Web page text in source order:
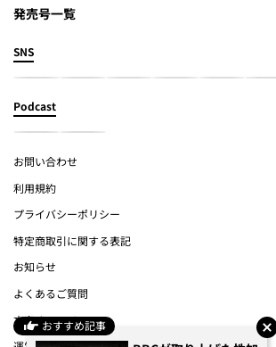
おすすめ記事
発売号一覧
SNS
Podcast
お問い合わせ
利用規約
プライバシーポリシー
特定商取引に関する表記
お知らせ
よくあるご質問
文春オンライン